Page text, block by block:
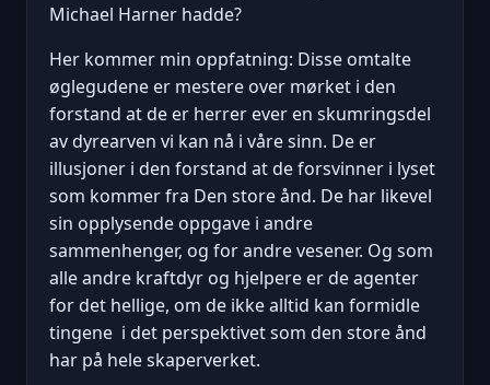
Michael Harner hadde?
Her kommer min oppfatning: Disse omtalte
øglegudene er mestere over mørket i den
forstand at de er herrer ever en skumringsdel
av dyrearven vi kan nå i våre sinn. De er
illusjoner i den forstand at de forsvinner i lyset
som kommer fra Den store ånd. De har likevel
sin opplysende oppgave i andre
sammenhenger, og for andre vesener. Og som
alle andre kraftdyr og hjelpere er de agenter
for det hellige, om de ikke alltid kan formidle
tingene i det perspektivet som den store ånd
har på hele skaperverket.